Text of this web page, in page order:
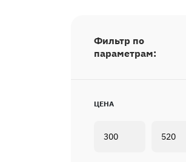
Фильтр по
параметрам:
ЦЕНА